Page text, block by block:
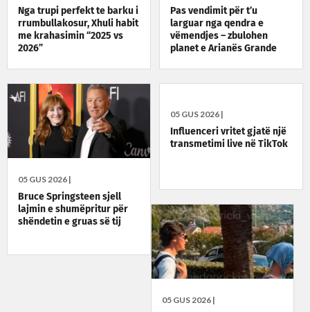
Nga trupi perfekt te barku i
rrumbullakosur, Xhuli habit
me krahasimin “2025 vs
2026”
Pas vendimit për t’u
larguar nga qendra e
vëmendjes – zbulohen
planet e Arianës Grande
05 GUS 2026 |
Bruce Springsteen sjell
lajmin e shumëpritur për
shëndetin e gruas së tij
05 GUS 2026 |
Influenceri vritet gjatë një
transmetimi live në TikTok
05 GUS 2026 |